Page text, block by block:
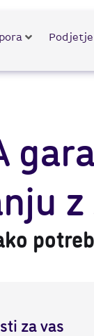
Podjetje
za vas